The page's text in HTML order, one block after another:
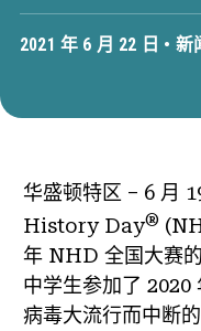
2021 年 6 月 22 日 • 新
华盛顿特区 – 6 月
History Day®
年 NHD 全国大赛
中学生参加了 2020
病毒大流行而中断